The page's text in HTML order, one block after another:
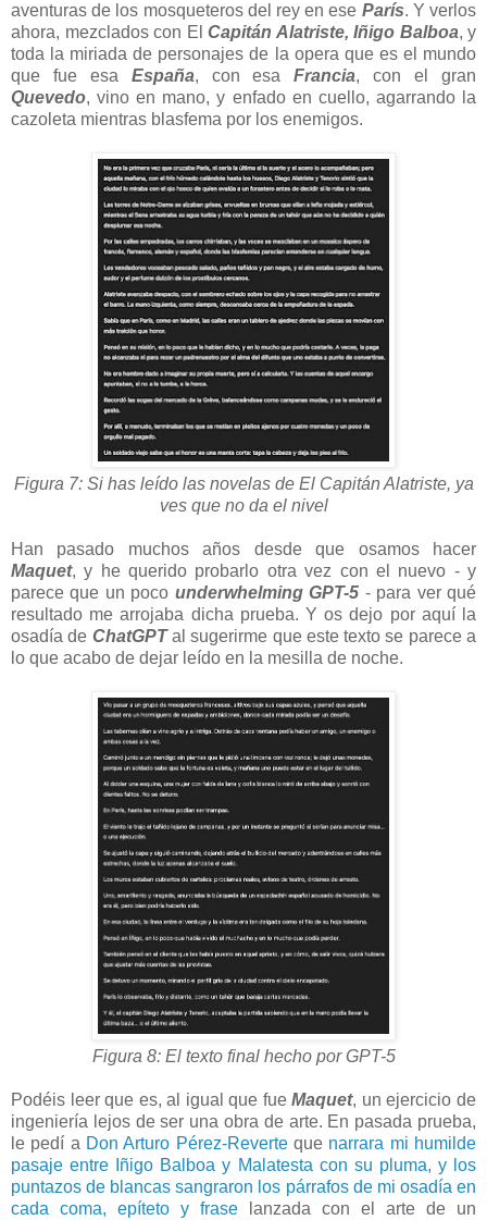
aventuras de los mosqueteros del rey en ese París. Y verlos
ahora, mezclados con El Capitán Alatriste, Iñigo Balboa, y
toda la miriada de personajes de la opera que es el mundo
que fue esa España, con esaFrancia, con el gran
Quevedo, vino en mano, y enfado en cuello, agarrando la
cazoleta mientras blasfema por los enemigos.
Figura 7: Si has leído las novelas de El Capitán Alatriste, ya
ves que no da el nivel
Han pasado muchos años desde que osamos hacer
Maquet, y he querido probarlo otra vez con el nuevo - y
parece que un poco underwhelming GPT-5 - para ver qué
resultado me arrojaba dicha prueba. Y os dejo por aquí la
osadía de ChatGPTal sugerirme que este texto se parece a
lo que acabo de dejar leído en la mesilla de noche.
Figura 8: El texto final hecho por GPT-5
Podéis leer que es, al igual que fueMaquet, un ejercicio de
ingeniería lejos de ser una obra de arte. En pasada prueba,
le pedí a Don Arturo Pérez-Reverteque narrara mi humilde
pasaje entre Iñigo Balboa y Malatesta con su pluma, y los
puntazos de blancas sangraron los párrafos de mi osadía en
cada coma, epíteto y frase lanzada con el arte de un